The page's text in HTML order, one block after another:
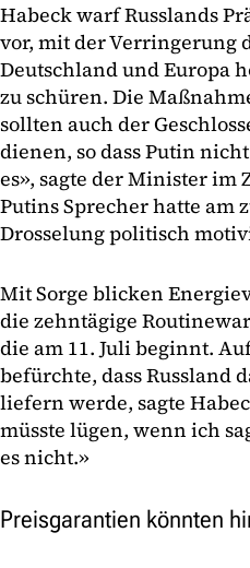
Habeck warf Russlands
vor, mit der Verringerung
Deutschland und Europa
zu schüren. Die
sollten auch der
dienen, so dass Putin
es», sagte der Minister im
Putins Sprecher hatte am
Drosselung politisch
Mit Sorge blicken
die zehntägige
die am 11. Juli beginnt.
befürchte, dass Russland
liefern werde, sagte
müsste lügen, wenn ich
es nicht.»
Preisgarantien könnten